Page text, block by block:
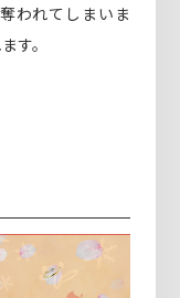
われてしまいま
す。